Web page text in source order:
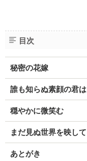
目次
秘密の花嫁
誰も知らぬ素顔の君は
穏やかに微笑む
まだ見ぬ世界を映して
あとがき